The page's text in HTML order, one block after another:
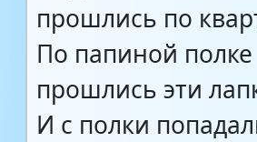
прошлись по
По папиной полке
прошлись эти
И с полки